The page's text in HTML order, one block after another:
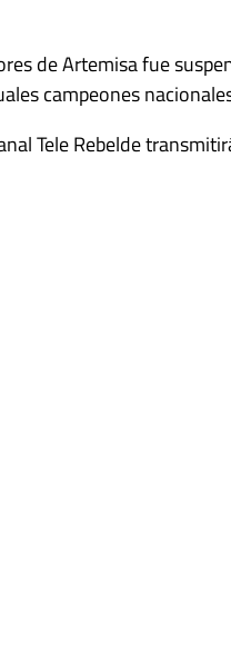
de Artemisa fue
campeones
Tele Rebelde